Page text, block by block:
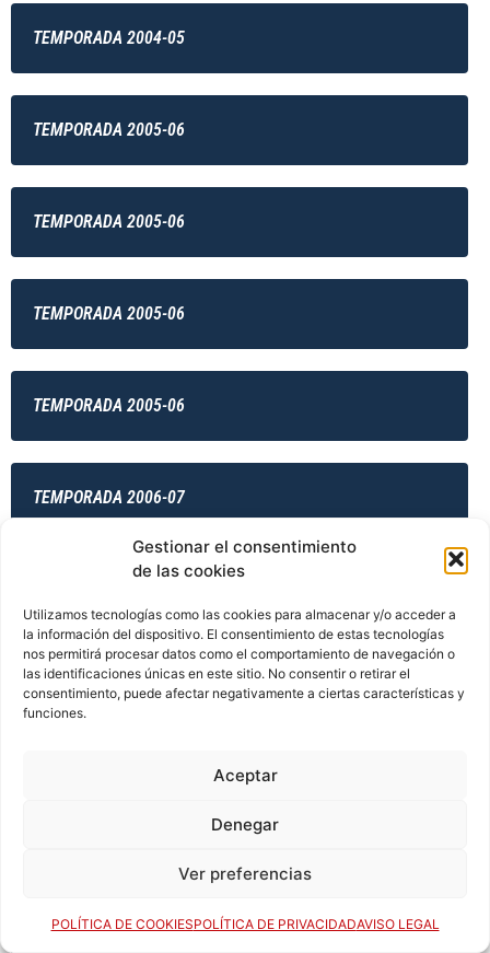
Gestionar el consentimiento
de las cookies
Utilizamos tecnologías como las cookies para almacenar y/o acceder a
la información del dispositivo. El consentimiento de estas tecnologías
nos permitirá procesar datos como el comportamiento de navegación o
las identificaciones únicas en este sitio. No consentir o retirar el
consentimiento, puede afectar negativamente a ciertas características y
funciones.
Aceptar
Denegar
Ver preferencias
POLÍTICA DE COOKIESPOLÍTICA DE PRIVACIDADAVISO LEGAL
TEMPORADA 2004-05
TEMPORADA 2005-06
TEMPORADA 2005-06
TEMPORADA 2005-06
TEMPORADA 2005-06
TEMPORADA 2006-07
TEMPORADA 2006-07
TEMPORADA 2007-08